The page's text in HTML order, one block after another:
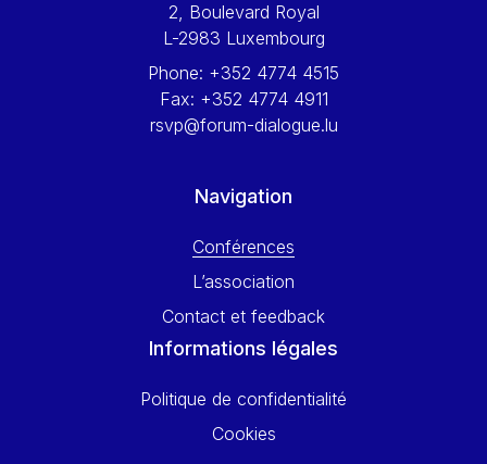
Wolfgang Ketterle
Yossi Beillin
Yves FRANCHET
2, Boulevard Royal
L-2983 Luxembourg
Phone: +352 4774 4515
Fax: +352 4774 4911
rsvp@forum-dialogue.lu
Navigation
Conférences
L’association
Contact et feedback
Informations légales
Politique de confidentialité
Cookies